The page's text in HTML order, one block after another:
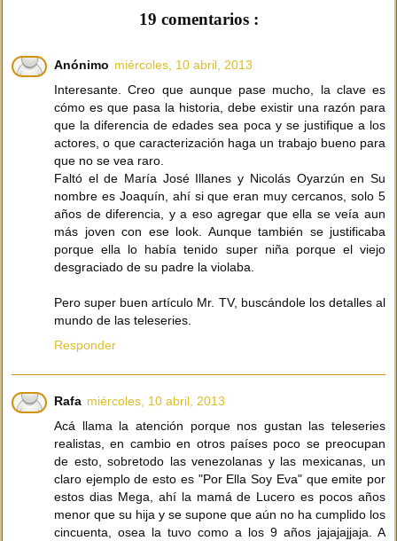
19 comentarios :
Anónimo miércoles, 10 abril, 2013
Interesante. Creo que aunque pase mucho, la clave es
cómo es que pasa la historia, debe existir una razón para
que la diferencia de edades sea poca y se justifique a los
actores, o que caracterización haga un trabajo bueno para
que no se vea raro.
Faltó el de María José Illanes y Nicolás Oyarzún en Su
nombre es Joaquín, ahí si que eran muy cercanos, solo 5
años de diferencia, y a eso agregar que ella se veía aun
más joven con ese look. Aunque también se justificaba
porque ella lo había tenido super niña porque el viejo
desgraciado de su padre la violaba.
Pero super buen artículo Mr. TV, buscándole los detalles al
mundo de las teleseries.
Responder
Rafa miércoles, 10 abril, 2013
Acá llama la atención porque nos gustan las teleseries
realistas, en cambio en otros países poco se preocupan
de esto, sobretodo las venezolanas y las mexicanas, un
claro ejemplo de esto es "Por Ella Soy Eva" que emite por
estos dias Mega, ahí la mamá de Lucero es pocos años
menor que su hija y se supone que aún no ha cumplido los
cincuenta, osea la tuvo como a los 9 años jajajajjaja. A